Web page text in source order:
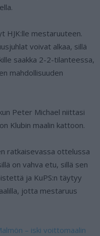
HJK:lle mestaruuteen.
voivat alkaa, sillä
saakka 2-2-tilanteessa,
mahdollisuuden
Peter Michael niittasi
Klubin maalin kattoon.
ratkaisevassa ottelussa
on vahva etu, sillä sen
ja KuPS:n täytyy
jotta mestaruus
– iski voittomaalin